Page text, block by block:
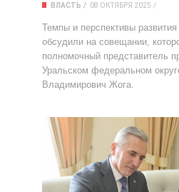
ВЛАСТЬ 08 ОКТЯБРЯ 2025
Темпы и перспективы
обсудили на совещании,
полномочный представитель
Уральском федеральном
Владимирович Жога.